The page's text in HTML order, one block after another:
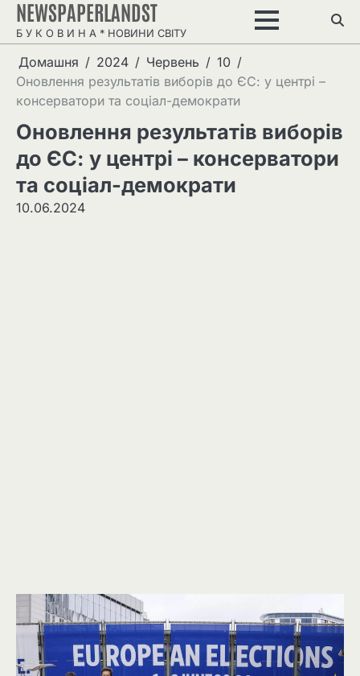
Перейти
вмісту
NEWSPAPERLANDST
Б У К О В И Н А * НОВИНИ СВІТУ
Домашня 2024 Червень
10
Оновлення результатів виборів до ЄС: у центрі –
консерватори та соціал-демократи
Оновлення результатів виборів
до ЄС: у центрі – консерватори
та соціал-демократи
10.06.2024